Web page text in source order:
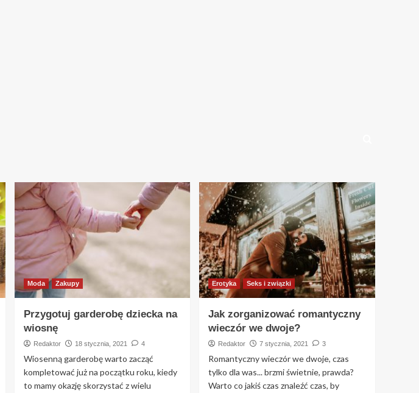
Moda Zakupy
Przygotuj garderobę dziecka na
wiosnę
Redaktor 18 stycznia, 2021 4
Wiosenną garderobę warto zacząć
kompletować już na początku roku, kiedy
to mamy okazję skorzystać z wielu
Erotyka Seks i związki
Jak zorganizować romantyczny
wieczór we dwoje?
Redaktor 7 stycznia, 2021 3
Romantyczny wieczór we dwoje, czas
tylko dla was... brzmi świetnie, prawda?
Warto co jakiś czas znaleźć czas, by